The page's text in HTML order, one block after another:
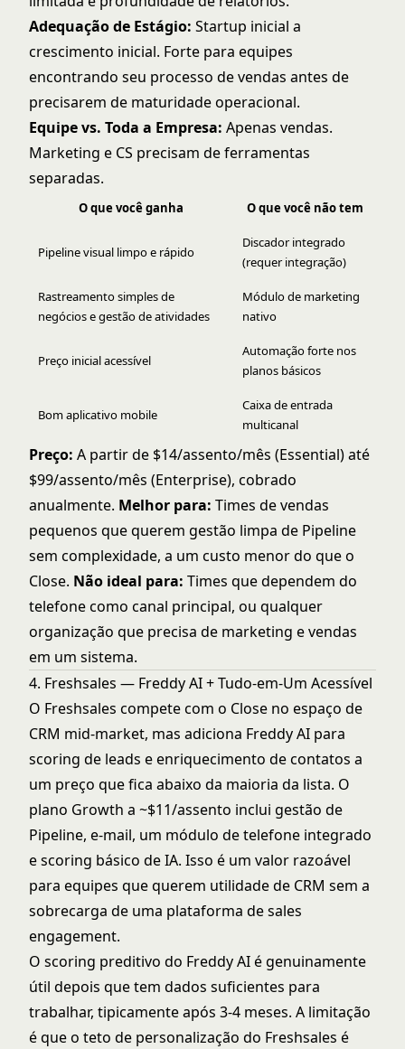
Adequação de Estágio: Startup inicial a
crescimento inicial. Forte para equipes
encontrando seu processo de vendas antes de
precisarem de maturidade operacional.
Equipe vs. Toda a Empresa: Apenas vendas.
Marketing e CS precisam de ferramentas
separadas.
O que você ganha O que você não tem
Pipeline visual limpo e rápido
Discador integrado
(requer integração)
Rastreamento simples de
negócios e gestão de atividades
Módulo de marketing
nativo
Preço inicial acessível
Automação forte nos
planos básicos
Bom aplicativo mobile
Caixa de entrada
multicanal
Preço: A partir de $14/assento/mês (Essential) até
$99/assento/mês (Enterprise), cobrado
anualmente. Melhor para: Times de vendas
pequenos que querem gestão limpa de Pipeline
sem complexidade, a um custo menor do que o
Close. Não ideal para: Times que dependem do
telefone como canal principal, ou qualquer
organização que precisa de marketing e vendas
em um sistema.
4. Freshsales — Freddy AI + Tudo-em-Um Acessível
O Freshsales compete com o Close no espaço de
CRM mid-market, mas adiciona Freddy AI para
scoring de leads e enriquecimento de contatos a
um preço que fica abaixo da maioria da lista. O
plano Growth a ~$11/assento inclui gestão de
Pipeline, e-mail, um módulo de telefone integrado
e scoring básico de IA. Isso é um valor razoável
para equipes que querem utilidade de CRM sem a
sobrecarga de uma plataforma de sales
engagement.
O scoring preditivo do Freddy AI é genuinamente
útil depois que tem dados suficientes para
trabalhar, tipicamente após 3-4 meses. A limitação
é que o teto de personalização do Freshsales é